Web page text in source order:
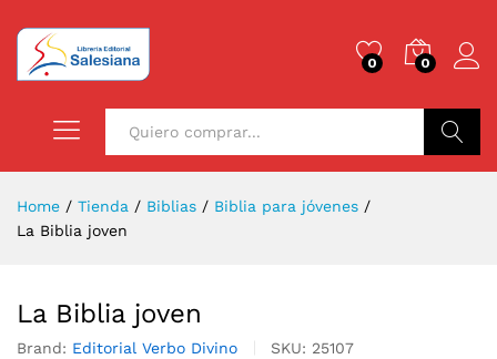
0 0
Home / Tienda / Biblias / Biblia para jóvenes /
La Biblia joven
La Biblia joven
Brand: Editorial Verbo Divino SKU: 25107